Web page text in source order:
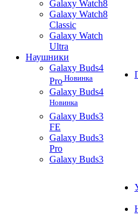
Galaxy Watch8
Galaxy Watch8
Classic
Galaxy Watch
Ultra
Наушники
Galaxy Buds4
Pro Новинка
Galaxy Buds4
Новинка
Galaxy Buds3
FE
Galaxy Buds3
Pro
Galaxy Buds3